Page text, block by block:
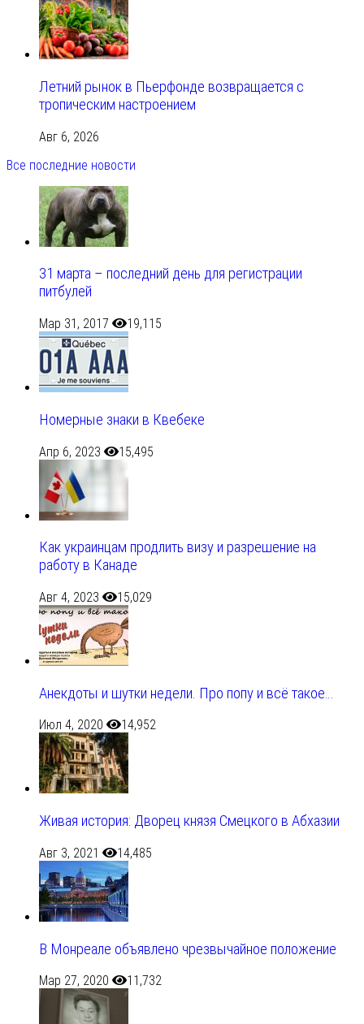
Летний рынок в Пьерфонде возвращается с
тропическим настроением
Авг 6, 2026
Все последние новости
31 марта – последний день для регистрации
питбулей
Мар 31, 2017 19,115
Номерные знаки в Квебеке
Апр 6, 2023 15,495
Как украинцам продлить визу и разрешение на
работу в Канаде
Авг 4, 2023 15,029
Анекдоты и шутки недели. Про попу и всё такое…
Июл 4, 2020 14,952
Живая история: Дворец князя Смецкого в Абхазии
Авг 3, 2021 14,485
В Монреале объявлено чрезвычайное положение
Мар 27, 2020 11,732